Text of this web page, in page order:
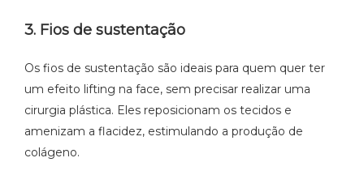
3. Fios de sustentação
Os fios de sustentação são ideais para quem quer ter
um efeito lifting na face, sem precisar realizar uma
cirurgia plástica. Eles reposicionam os tecidos e
amenizam a flacidez, estimulando a produção de
colágeno.